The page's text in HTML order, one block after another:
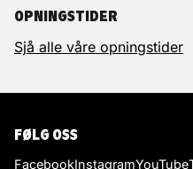
OPNINGSTIDER
Sjå alle våre opningstider
FØLG OSS
FacebookInstagramYouTube